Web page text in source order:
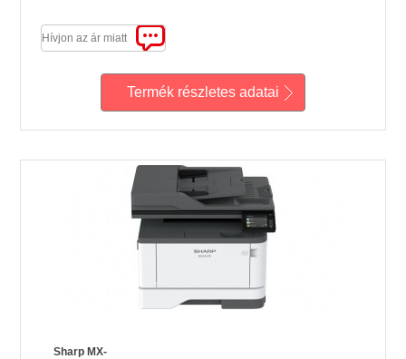
Hívjon az ár miatt
Termék részletes adatai
Sharp MX-